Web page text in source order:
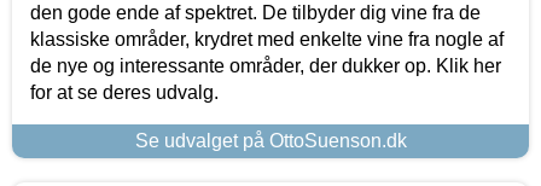
den gode ende af spektret. De tilbyder dig vine fra de
klassiske områder, krydret med enkelte vine fra nogle af
de nye og interessante områder, der dukker op. Klik her
for at se deres udvalg.
Se udvalget på OttoSuenson.dk